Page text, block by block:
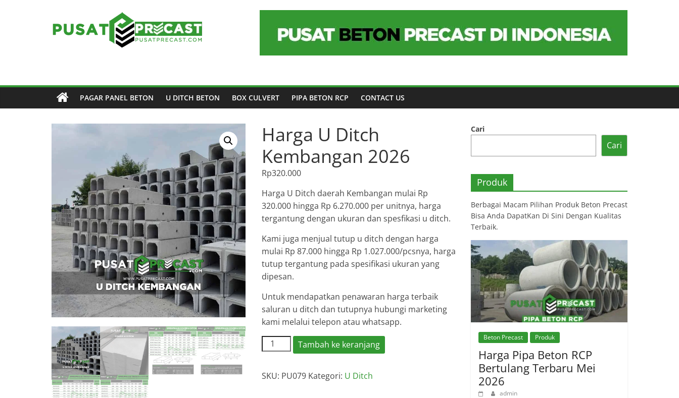
Pusat
Pusat
Beton
di
PAGAR PANEL BETON U DITCH BETON BOX CULVERT PIPA BETON RCP CONTACT US
Harga U Ditch
Kembangan 2026
Rp320.000
Harga U Ditch daerah Kembangan mulai Rp
320.000 hingga Rp 6.270.000 per unitnya, harga
tergantung dengan ukuran dan spesfikasi u ditch.
Kami juga menjual tutup u ditch dengan harga
mulai Rp 87.000 hingga Rp 1.027.000/pcsnya, harga
tutup tergantung pada spesifikasi ukuran yang
dipesan.
Untuk mendapatkan penawaran harga terbaik
saluran u ditch dan tutupnya hubungi marketing
kami melalui telepon atau whatsapp.
Kuantitas
Harga
Ditch
Tambah ke keranjang
SKU: PU079 Kategori: U Ditch
Cari
Cari
Produk
Berbagai Macam Pilihan Produk Beton Precast
Bisa Anda DapatKan Di Sini Dengan Kualitas
Terbaik.
Beton Precast Produk
Harga Pipa Beton RCP
Bertulang Terbaru Mei
2026
admin